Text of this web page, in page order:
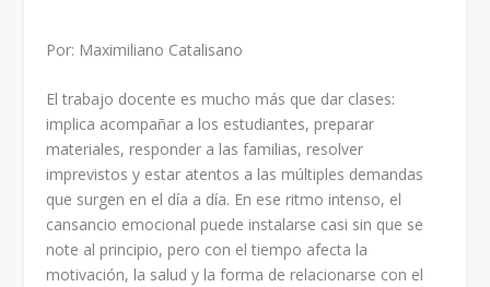
Por: Maximiliano Catalisano
El trabajo docente es mucho más que dar clases:
implica acompañar a los estudiantes, preparar
materiales, responder a las familias, resolver
imprevistos y estar atentos a las múltiples demandas
que surgen en el día a día. En ese ritmo intenso, el
cansancio emocional puede instalarse casi sin que se
note al principio, pero con el tiempo afecta la
motivación, la salud y la forma de relacionarse con el